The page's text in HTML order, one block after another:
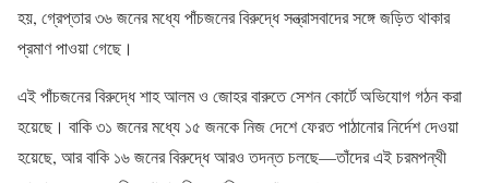
হয়, গ্রেপ্তার ৩৬ জনের মধ্যে পাঁচজনের বিরুদ্ধে সন্ত্রাসবাদের সঙ্গে জড়িত থাকার
প্রমাণ পাওয়া গেছে।
এই পাঁচজনের বিরুদ্ধে শাহ আলম ও জোহর বারুতে সেশন কোর্টে অভিযোগ গঠন করা
হয়েছে। বাকি ৩১ জনের মধ্যে ১৫ জনকে নিজ দেশে ফেরত পাঠানোর নির্দেশ দেওয়া
হয়েছে, আর বাকি ১৬ জনের বিরুদ্ধে আরও তদন্ত চলছে—তাঁদের এই চরমপন্থী